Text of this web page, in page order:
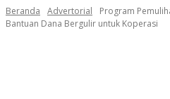
Beranda Advertorial
Program
Bantuan Dana Bergulir untuk Koperasi